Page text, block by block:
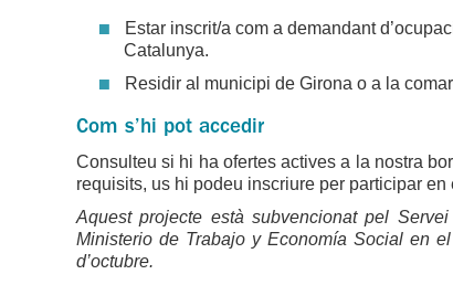
Estar inscrit/a com a demandant
Catalunya.
Residir al municipi de Girona o a la
Com s’hi pot accedir
Consulteu si hi ha ofertes actives a la nostra
requisits, us hi podeu inscriure per participar
Aquest projecte està subvencionat pel
Ministerio de Trabajo y Economía Social en
d’octubre.